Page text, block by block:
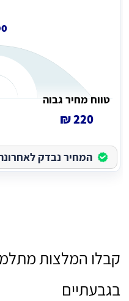
₪
טווח מחיר גבוה
220 ₪
המחיר נבדק לאחרונה
קבלו המלצות
בגבעתיים